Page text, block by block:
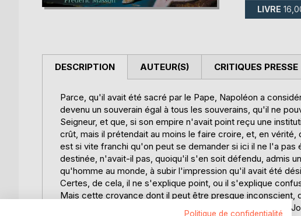
LIVRE
DESCRIPTION
Parce, qu'il avait été sacré par le Pape, Napoléon a
devenu un souverain égal à tous les souverains, qu'il ne
Seigneur, et que, si son empire n'avait point reçu une
crût, mais il prétendait au moins le faire croire, et, en
est si vite franchi qu'on peut se demander si ici il ne l'a pas
destinée, n'avait-il pas, quoiqu'il s'en soit défendu, admis
qu'homme au monde, à subir l'impression qu'il avait été
Certes, de cela, il ne s'explique point, ou il s'explique
Mais cette croyance dont il peut être presque inconscient,
par quantité de phrases échappées. Ainsi, lorsqu'il écrit à
AUTEUR(S) CRITIQUES PRESSE
Politique de confidentialité